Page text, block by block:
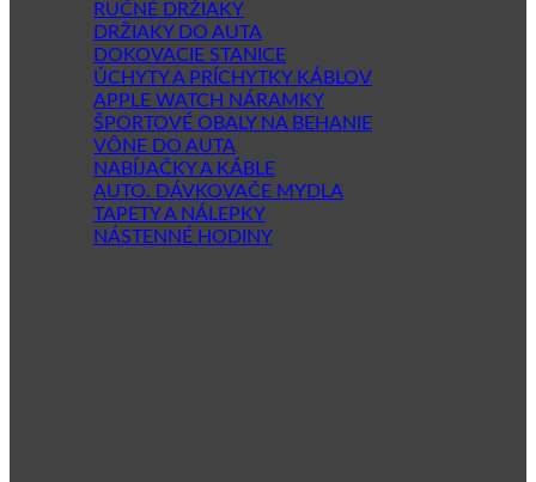
RUČNÉ DRŽIAKY
DRŽIAKY DO AUTA
DOKOVACIE STANICE
ÚCHYTY A PRÍCHYTKY KÁBLOV
APPLE WATCH NÁRAMKY
ŠPORTOVÉ OBALY NA BEHANIE
VÔNE DO AUTA
NABÍJAČKY A KÁBLE
AUTO. DÁVKOVAČE MYDLA
TAPETY A NÁLEPKY
NÁSTENNÉ HODINY